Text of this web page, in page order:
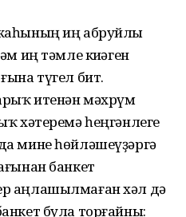
иң абруйлы
иң тәмле киҫәген
түгел бит.
итенән мәхрүм
хәтеремә һеңгәнлеге
мине һөйләшеүҙәргә
банкет
аңлашылмаған хәл дә
була торғайны: